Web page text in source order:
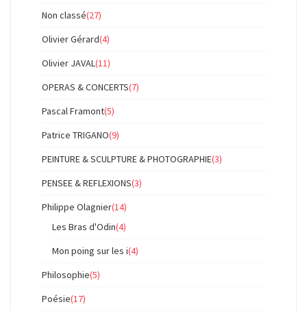
Non classé(27)
Olivier Gérard(4)
Olivier JAVAL(11)
OPERAS & CONCERTS(7)
Pascal Framont(5)
Patrice TRIGANO(9)
PEINTURE & SCULPTURE & PHOTOGRAPHIE(3)
PENSEE & REFLEXIONS(3)
Philippe Olagnier(14)
Les Bras d'Odin(4)
Mon poing sur les i(4)
Philosophie(5)
Poésie(17)